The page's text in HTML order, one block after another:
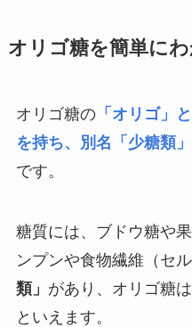
オリゴ糖を簡単に
オリゴ糖の「オリゴ」
を持ち、別名「少糖類
です。
糖質には、ブドウ糖や
ンプンや食物繊維（セ
類」 があり、オリゴ糖
といえます。